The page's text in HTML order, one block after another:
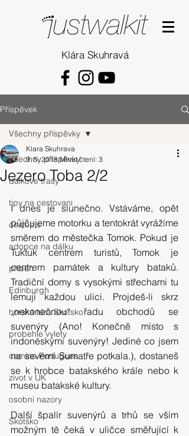
Klára Skuhravá
Příspěvek
Všechny příspěvky
dalkove trasy
tipy na cestovani
cestopis
adopce na dálku
příběh
Edinburgh
horská túra Skotsko
probehle vylety
camino Portugues
zivot v UK
osobni nazory
Skotsko
Všechny příspěvky
Jezero Toba 2/2
Klara Skuhrava
9. 5. 2018 Minut čtení: 3
I dnes je slunečno. Vstáváme, opět
půjčujeme motorku a tentokrát vyrážíme
směrem do městečka Tomok. Pokud je
Tuktuk centrem turistů, Tomok je
centrem památek a kultury bataků.
Tradiční domy s vysokými střechami tu
lemují každou ulici. Projdeš-li skrz
„nekonečnou“ řadu obchodů se
suvenýry (Ano! Konečně místo s
indonéskými suvenýry! Jediné co jsem
na severní Sumatře potkala.), dostaneš
se k hrobce batakského krále nebo k
museu batakské kultury.
Další špalír suvenýrů a trhů se vším
možným tě čeká v uličce směřující k